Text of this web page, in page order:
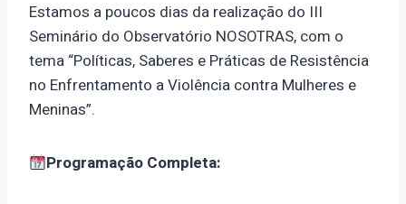
Estamos a poucos dias da realização do III
Seminário do Observatório NOSOTRAS, com o
tema “Políticas, Saberes e Práticas de Resistência
no Enfrentamento a Violência contra Mulheres e
Meninas”.
Programação Completa: